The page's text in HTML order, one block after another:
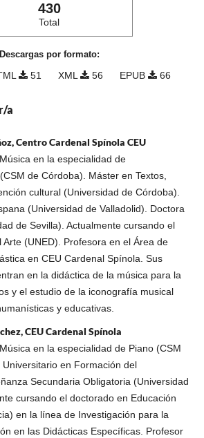
430
Total
Descargas por formato:
51 XML 56 EPUB 66
a
Centro Cardenal Spínola CEU
en la especialidad de
de Córdoba). Máster en Textos,
cultural (Universidad de Córdoba).
(Universidad de Valladolid). Doctora
de Sevilla). Actualmente cursando el
(UNED). Profesora en el Área de
en CEU Cardenal Spínola. Sus
en la didáctica de la música para la
y el estudio de la iconografía musical
y educativas.
CEU Cardenal Spínola
en la especialidad de Piano (CSM
en Formación del
Secundaria Obligatoria (Universidad
cursando el doctorado en Educación
en la línea de Investigación para la
en las Didácticas Específicas. Profesor